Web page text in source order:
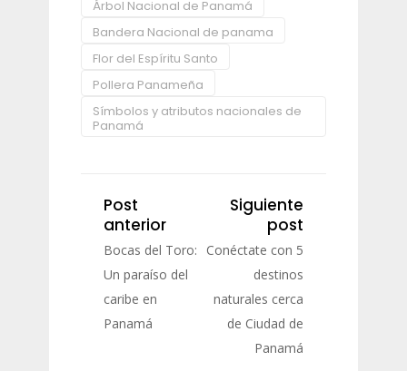
Árbol Nacional de Panamá
Bandera Nacional de panama
Flor del Espíritu Santo
Pollera Panameña
Símbolos y atributos nacionales de
Panamá
Post
anterior
Bocas del Toro:
Un paraíso del
caribe en
Panamá
Siguiente
post
Conéctate con 5
destinos
naturales cerca
de Ciudad de
Panamá